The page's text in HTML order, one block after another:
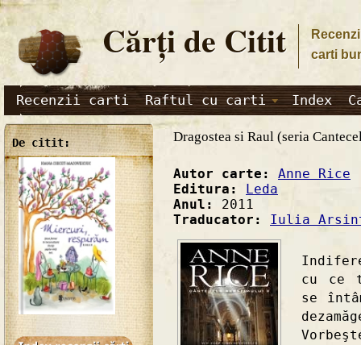
Cărţi de Citit
carti
Recenzii carti Raftul cu carti Index
De citit: Dragostea si Raul (seria
Autor carte: Anne Rice
Editura: Leda
Anul: 2011
Traducator: Iulia
cu ce
se